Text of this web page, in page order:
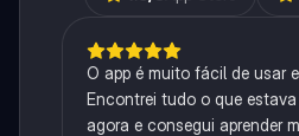
O app é muito fácil de usar
Encontrei tudo o que
agora e consegui aprender